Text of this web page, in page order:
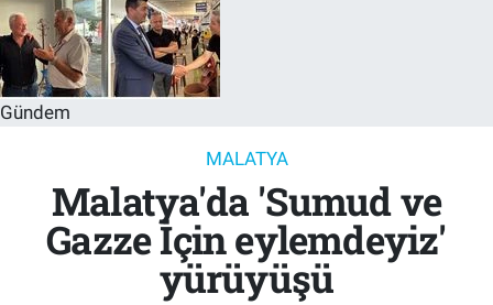
Gündem
MALATYA
Malatya'da 'Sumud ve
Gazze İçin eylemdeyiz'
yürüyüşü